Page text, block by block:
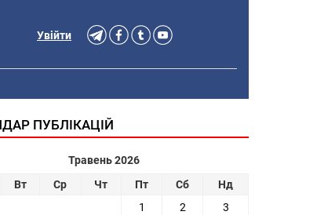
Увійти
ПУБЛІКАЦІЙ
Травень 2026
Вт Ср Чт Пт Сб
Нд
1
2
3